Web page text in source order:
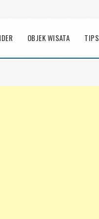
OBJEK WISATA TIPS